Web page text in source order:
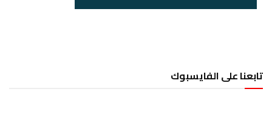
تابعنا على الفايسبوك